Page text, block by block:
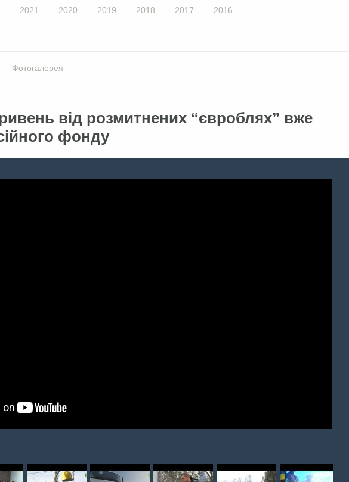
2021 2020 2019 2018 2017 2016
Фотогалерея
від розмитнених “євроблях” вже
фонду